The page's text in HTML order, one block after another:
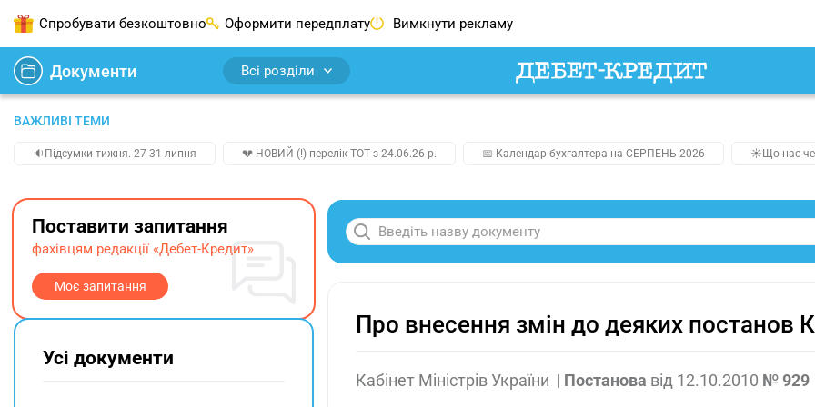
Спробувати безкоштовно Оформити передплату Вимкнути рекламу
Документи Всі розділи
ВАЖЛИВІ ТЕМИ
🔉Підсумки тижня. 27-31 липня 💔 НОВИЙ (!) перелік ТОТ з 24.06.26 р. 📅 Календар бухгалтера на СЕРПЕНЬ 2026 ☀️Що нас
Про внесення змін до деяких постанов
Кабінет Міністрів України | Постанова від 12.10.2010 № 929
Поставити запитання
фахівцям редакції «Дебет-Кредит»
Моє запитання
Усі документи